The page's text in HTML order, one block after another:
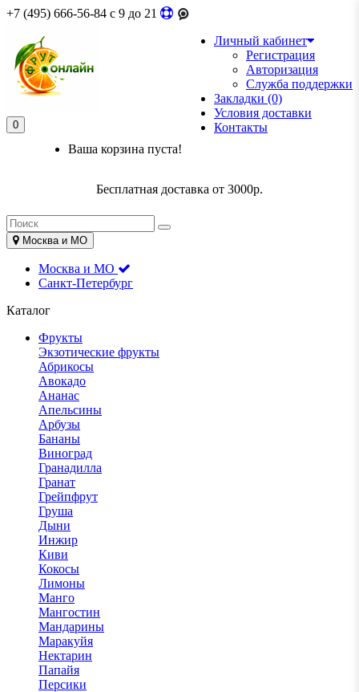
+7 (495) 666-56-84 c 9 до 21
Личный кабинет
Регистрация
Авторизация
Служба поддержки
Закладки (0)
Условия доставки
Контакты
0
Ваша корзина пуста!
Бесплатная доставка от 3000р.
Москва и МО
Москва и МО
Санкт-Петербург
Каталог
Фрукты
Экзотические фрукты
Абрикосы
Авокадо
Ананас
Апельсины
Арбузы
Бананы
Виноград
Гранадилла
Гранат
Грейпфрут
Груша
Дыни
Инжир
Киви
Кокосы
Лимоны
Манго
Мангостин
Мандарины
Маракуйя
Нектарин
Папайя
Персики